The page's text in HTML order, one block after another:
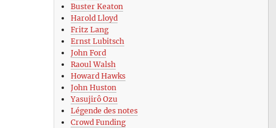
Buster Keaton
Harold Lloyd
Fritz Lang
Ernst Lubitsch
John Ford
Raoul Walsh
Howard Hawks
John Huston
Yasujirô Ozu
Légende des notes
Crowd Funding